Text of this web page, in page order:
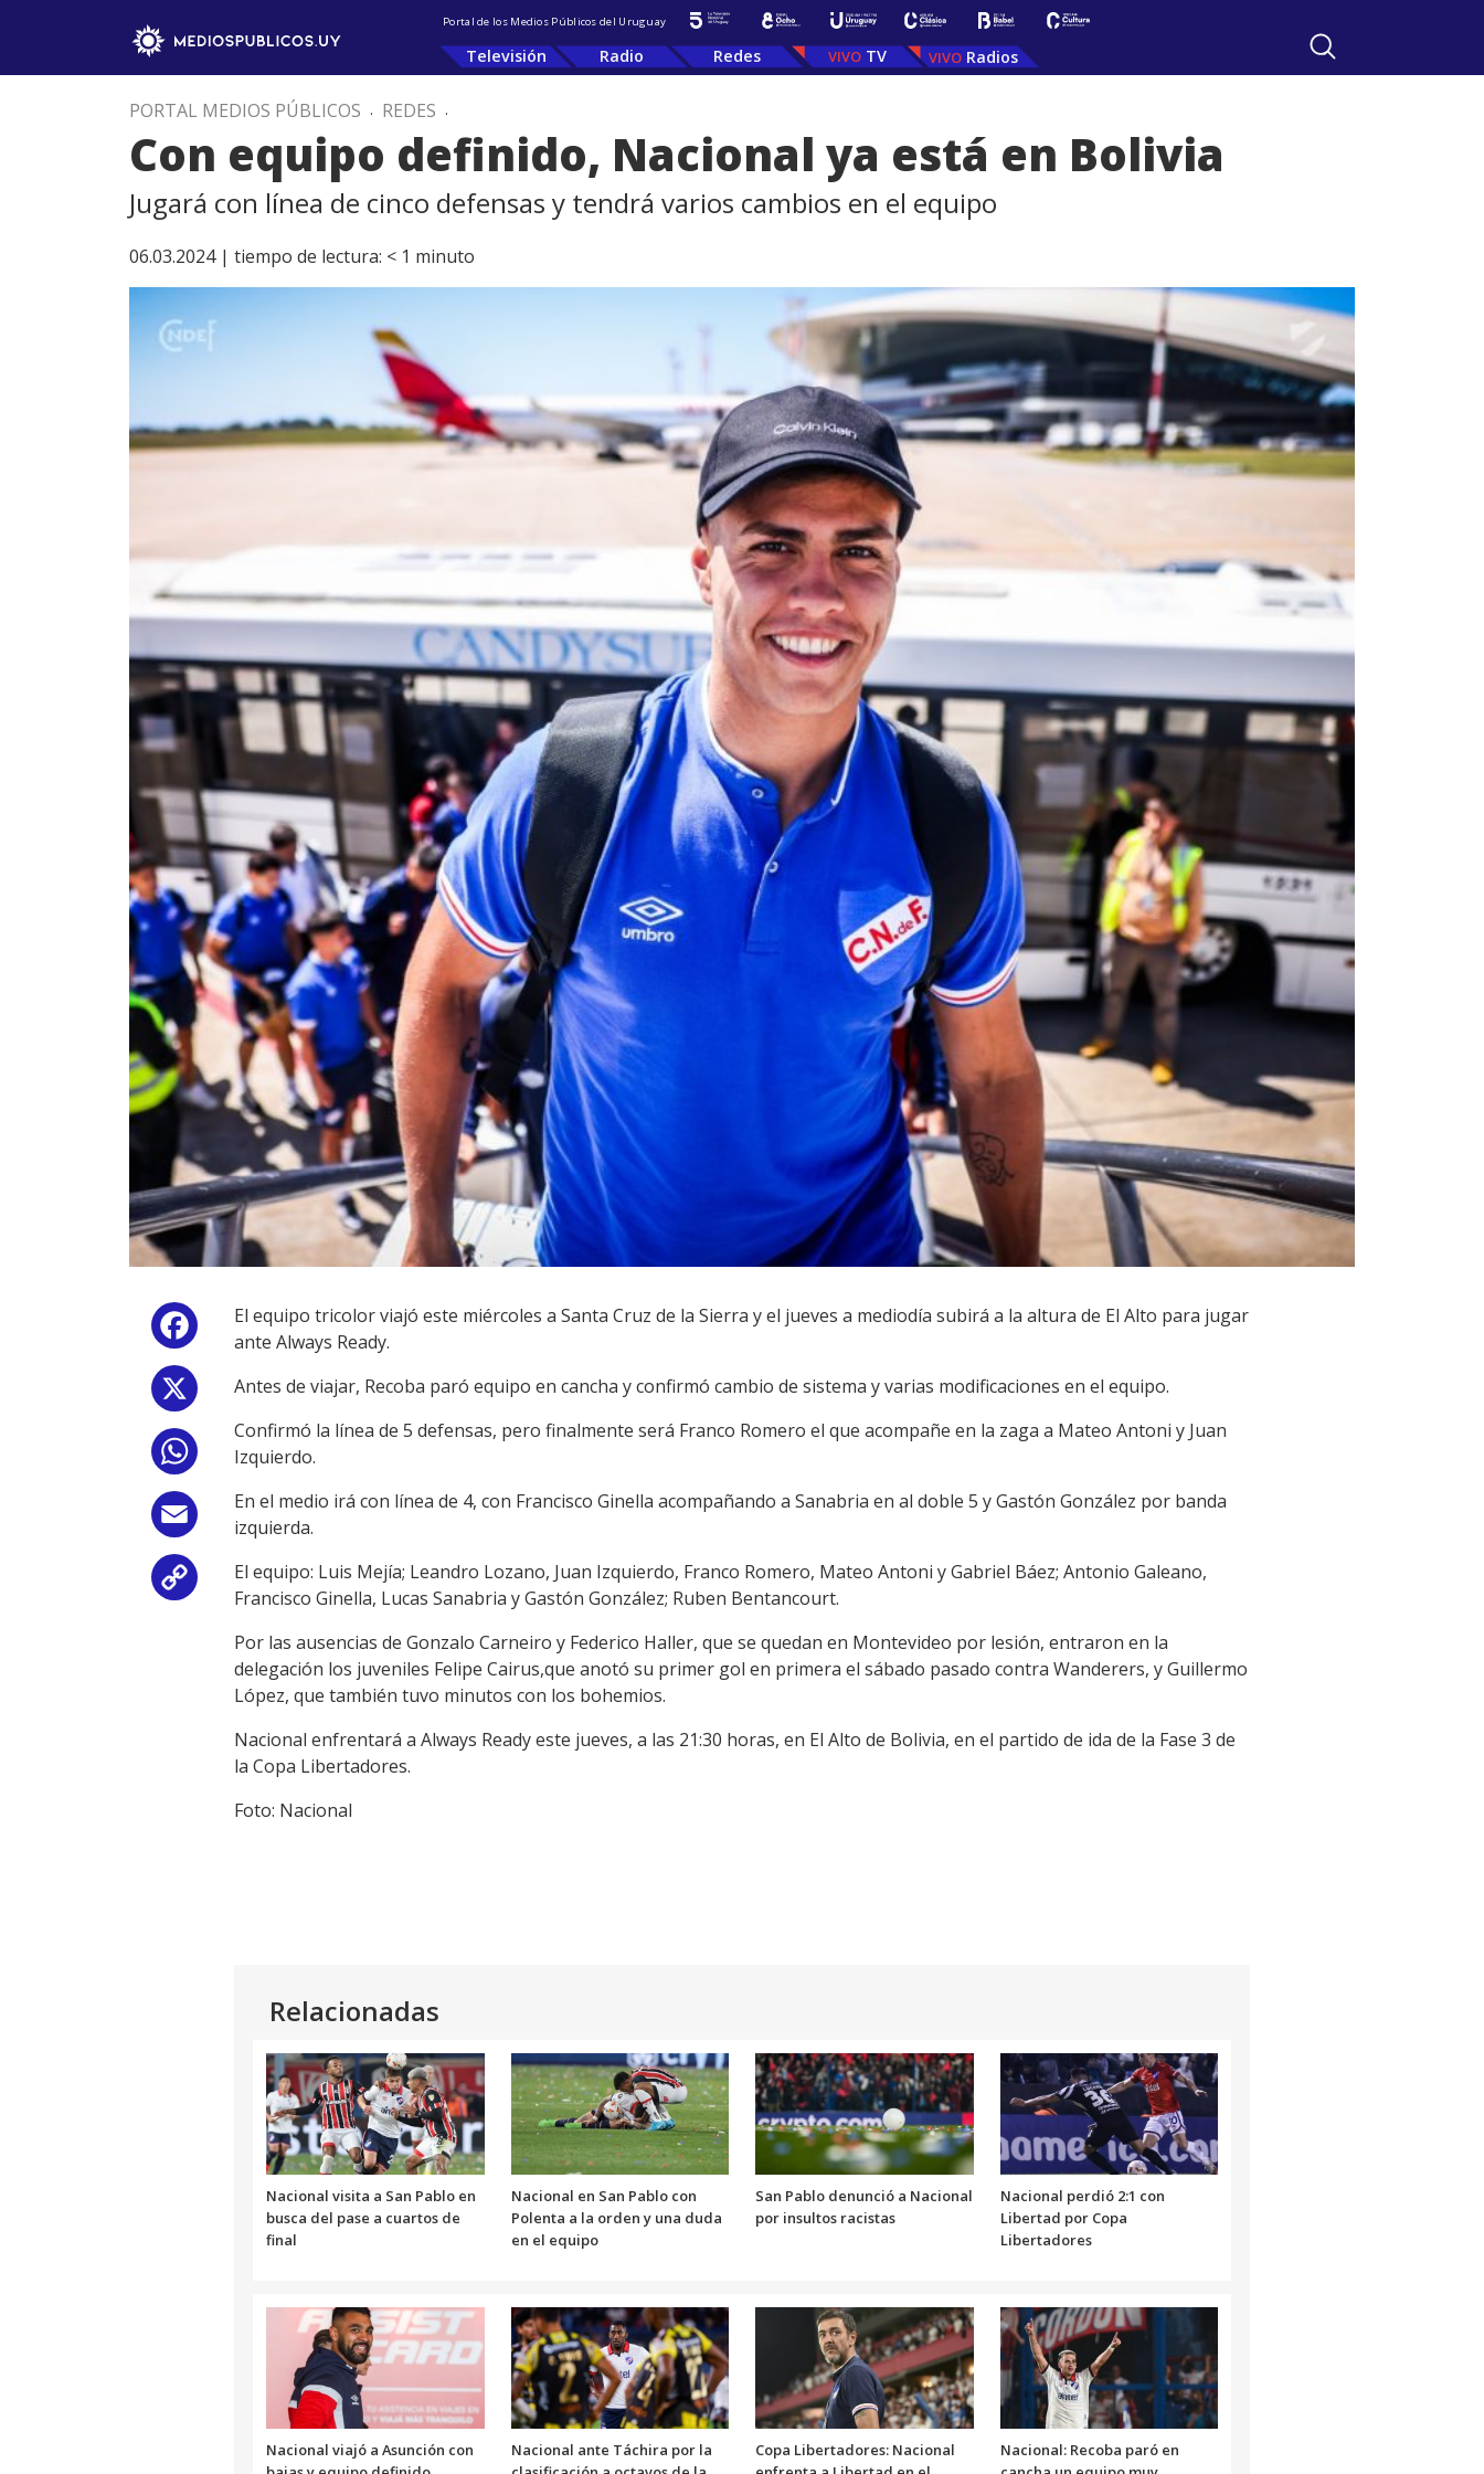
Portal de los Medios Públicos del Uruguay
Televisión Radio Redes TV Radios
PORTAL MEDIOS PÚBLICOS . REDES .
Con equipo definido, Nacional ya está en Bolivia
Jugará con línea de cinco defensas y tendrá varios cambios en el equipo
06.03.2024 | tiempo de lectura: < 1 minuto
Facebook
WhatsApp
Email
Copy
El equipo tricolor viajó este miércoles a Santa Cruz de la Sierra y el jueves a mediodía subirá a la altura de El Alto para jugar
ante Always Ready.
Antes de viajar, Recoba paró equipo en cancha y confirmó cambio de sistema y varias modificaciones en el equipo.
Confirmó la línea de 5 defensas, pero finalmente será Franco Romero el que acompañe en la zaga a Mateo Antoni y Juan
Izquierdo.
En el medio irá con línea de 4, con Francisco Ginella acompañando a Sanabria en al doble 5 y Gastón González por banda
izquierda.
El equipo: Luis Mejía; Leandro Lozano, Juan Izquierdo, Franco Romero, Mateo Antoni y Gabriel Báez; Antonio Galeano,
Francisco Ginella, Lucas Sanabria y Gastón González; Ruben Bentancourt.
Por las ausencias de Gonzalo Carneiro y Federico Haller, que se quedan en Montevideo por lesión, entraron en la
delegación los juveniles Felipe Cairus,que anotó su primer gol en primera el sábado pasado contra Wanderers, y Guillermo
López, que también tuvo minutos con los bohemios.
Nacional enfrentará a Always Ready este jueves, a las 21:30 horas, en El Alto de Bolivia, en el partido de ida de la Fase 3 de
la Copa Libertadores.
Foto: Nacional
Relacionadas
Nacional visita a San Pablo en
busca del pase a cuartos de
final
Nacional en San Pablo con
Polenta a la orden y una duda
en el equipo
San Pablo denunció a Nacional
por insultos racistas
Nacional perdió 2:1 con
Libertad por Copa
Libertadores
Nacional viajó a Asunción con
Nacional ante Táchira por la
Copa Libertadores: Nacional
Nacional: Recoba paró en